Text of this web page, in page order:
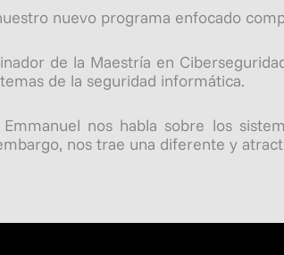
nuevo programa enfocado
de la Maestría en
de la seguridad informática.
nos habla sobre los
nos trae una diferente y